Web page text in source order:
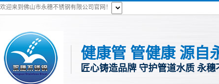
欢迎来到佛山市永穗不锈钢有限公司官网！
健康管 管健康 源自
匠心铸造品牌 守护管道水质 永穗